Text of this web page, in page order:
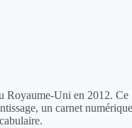
Royaume-Uni en 2012. Ce
un carnet numérique